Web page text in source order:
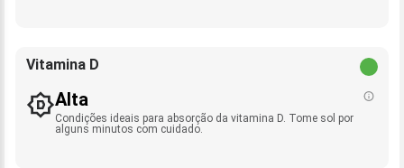
Vitamina D
Alta
Condições ideais para absorção da vitamina D. Tome sol por
alguns minutos com cuidado.